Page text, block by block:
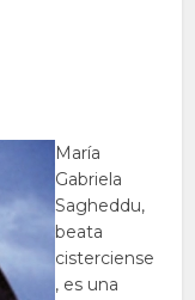
María
Gabriela
Sagheddu,
beata
cisterciense
, es una